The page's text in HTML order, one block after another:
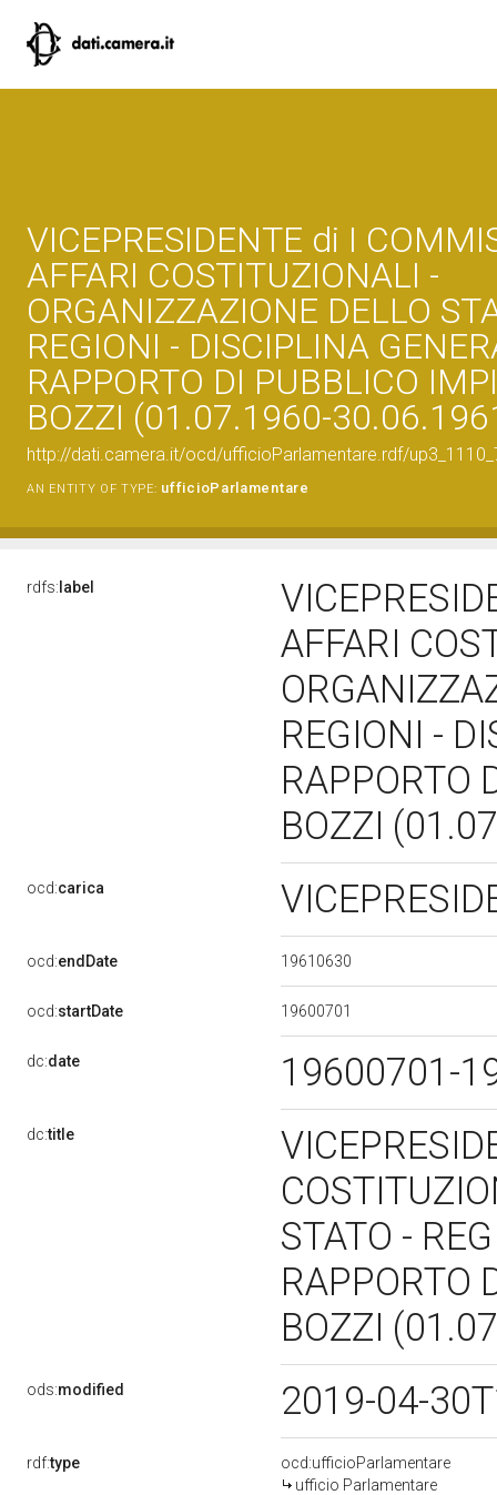
VICEPRESIDENTE di I
AFFARI COSTITUZIONALI -
ORGANIZZAZIONE DELLO
REGIONI - DISCIPLINA
RAPPORTO DI PUBBLICO
BOZZI (01.07.1960-
http://dati.camera.it/ocd/ufficioParlamentare.rdf/
AN ENTITY OF TYPE: ufficioParlamentare
rdfs: label
AFFARI
REGIONI -
RAPPORTO
BOZZI
ocd:carica
ocd:endDate 19610630
ocd:startDate 19600701
dc:date 19600701-
dc:title
STATO -
RAPPORTO
BOZZI
ods:modified 2019-04-
rdf:type
ocd:ufficioParlamentare
ufficio Parlamentare